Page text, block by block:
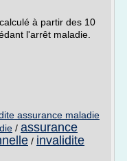
à partir des 10
l'arrêt maladie.
assurance maladie
/ assurance
/ invalidite